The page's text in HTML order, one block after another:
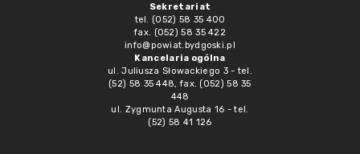
Sekretariat
tel. (052) 58 35 400
fax. (052) 58 35 422
info@powiat.bydgoski.pl
Kancelaria ogólna
ul. Juliusza Słowackiego 3 - tel.
(52) 58 35 448, fax. (052) 58 35
448
ul. Zygmunta Augusta 16 - tel.
(52) 58 41 126